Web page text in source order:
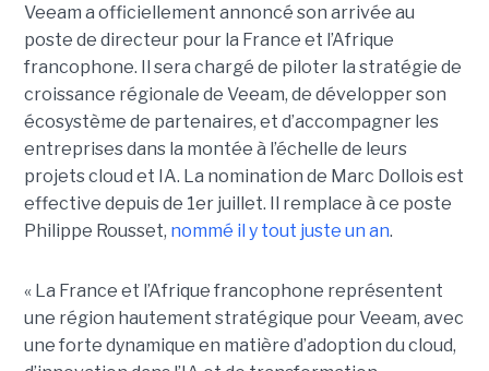
Veeam a officiellement annoncé son arrivée au
poste de directeur pour la France et l’Afrique
francophone. Il sera chargé de piloter la stratégie de
croissance régionale de Veeam, de développer son
écosystème de partenaires, et d’accompagner les
entreprises dans la montée à l’échelle de leurs
projets cloud et IA. La nomination de Marc Dollois est
effective depuis de 1er juillet. Il remplace à ce poste
Philippe Rousset, nommé il y tout juste un an.
« La France et l’Afrique francophone représentent
une région hautement stratégique pour Veeam, avec
une forte dynamique en matière d’adoption du cloud,